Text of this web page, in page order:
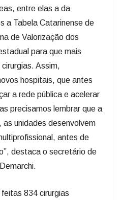
entre elas a da
a Tabela Catarinense de
de Valorização dos
para que mais
Assim,
hospitais, que antes
a rede pública e acelerar
precisamos lembrar que a
as unidades desenvolvem
antes de
destaca o secretário de
834 cirurgias